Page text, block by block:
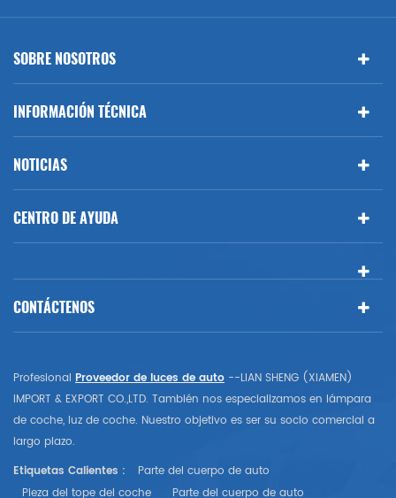
SOBRE NOSOTROS
INFORMACIÓN TÉCNICA
NOTICIAS
CENTRO DE AYUDA
CONTÁCTENOS
Profesional Proveedor de luces de auto --LIAN SHENG (XIAMEN)
IMPORT & EXPORT CO.,LTD. También nos especializamos en lámpara
de coche, luz de coche. Nuestro objetivo es ser su socio comercial a
largo plazo.
Etiquetas Calientes :
Parte del cuerpo de auto
Pieza del tope del coche
Parte del cuerpo de auto